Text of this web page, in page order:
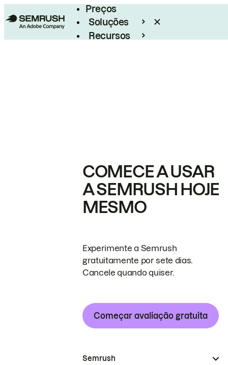
Preços
Soluções
Recursos
COMECE A USAR
A SEMRUSH HOJE
MESMO
Experimente a Semrush
gratuitamente por sete dias.
Cancele quando quiser.
Começar avaliação gratuita
Semrush